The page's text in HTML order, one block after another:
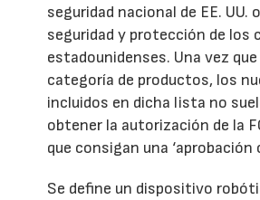
seguridad nacional de EE. UU.
seguridad y protección de los
estadounidenses. Una vez
categoría de productos, los
incluidos en dicha lista no
obtener la autorización de la
que consigan una ‘aprobación
Se define un dispositivo